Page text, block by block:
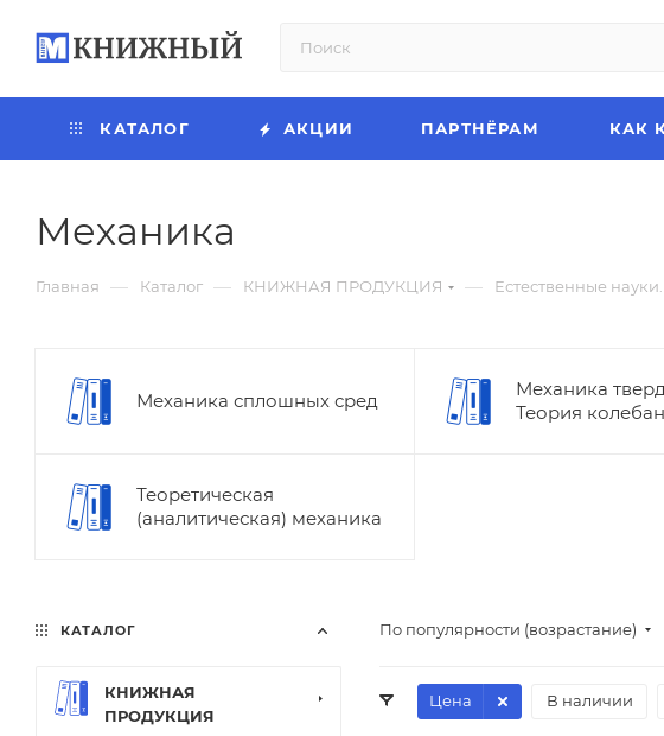
КАТАЛОГ АКЦИИ ПАРТНЁРАМ КАК
Механика
Главная — Каталог — КНИЖНАЯ ПРОДУКЦИЯ — Естественные
Механика сплошных сред
Механика
Теория
Теоретическая
(аналитическая) механика
По популярности (возрастание)
Цена В наличии
КАТАЛОГ
КНИЖНАЯ
ПРОДУКЦИЯ